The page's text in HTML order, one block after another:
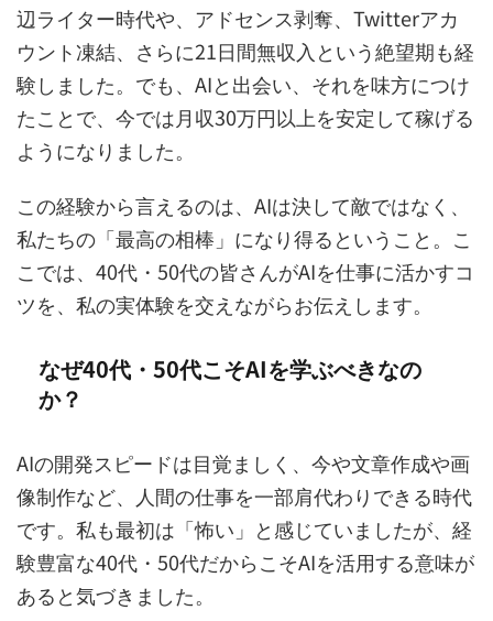
辺ライター時代や、アドセンス剥奪、Twitterアカ
ウント凍結、さらに21日間無収入という絶望期も経
験しました。でも、AIと出会い、それを味方につけ
たことで、今では月収30万円以上を安定して稼げる
ようになりました。
この経験から言えるのは、AIは決して敵ではなく、
私たちの「最高の相棒」になり得るということ。こ
こでは、40代・50代の皆さんがAIを仕事に活かすコ
ツを、私の実体験を交えながらお伝えします。
なぜ40代・50代こそAIを学ぶべきなの
か？
AIの開発スピードは目覚ましく、今や文章作成や画
像制作など、人間の仕事を一部肩代わりできる時代
です。私も最初は「怖い」と感じていましたが、経
験豊富な40代・50代だからこそAIを活用する意味が
あると気づきました。